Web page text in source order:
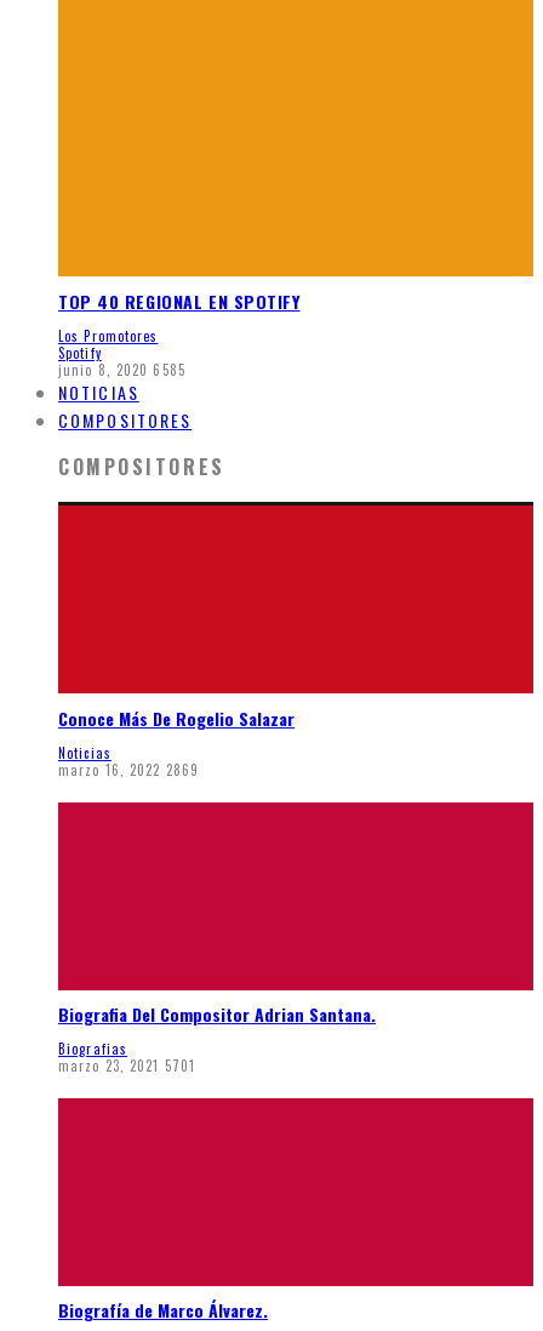
TOP 40 REGIONAL EN SPOTIFY
Los Promotores
Spotify
junio 8, 2020 6585
NOTICIAS
COMPOSITORES
COMPOSITORES
Conoce Más De Rogelio Salazar
Noticias
marzo 16, 2022 2869
Biografia Del Compositor Adrian Santana.
Biografias
marzo 23, 2021 5701
Biografía de Marco Álvarez.